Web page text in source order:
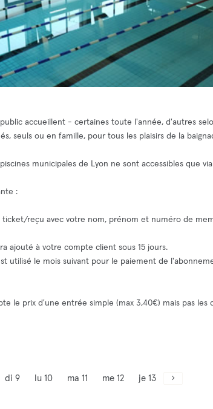
accueillent - certaines toute l'année, d'autres
seuls ou en famille, pour tous les plaisirs de la
piscines municipales de Lyon ne sont accessibles que
:
ticket/reçu avec votre nom, prénom et numéro de
ajouté à votre compte client sous 15 jours.
utilisé le mois suivant pour le paiement de
le prix d'une entrée simple (max 3,40€) mais pas les
di 9 lu 10 ma 11 me 12 je 13